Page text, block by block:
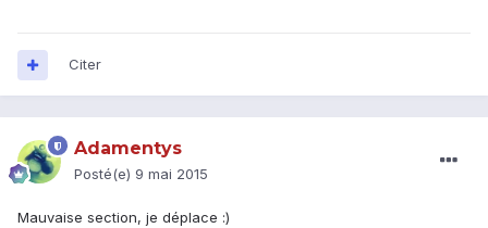
Citer
Adamentys
Posté(e) 9 mai 2015
Mauvaise section, je déplace :)